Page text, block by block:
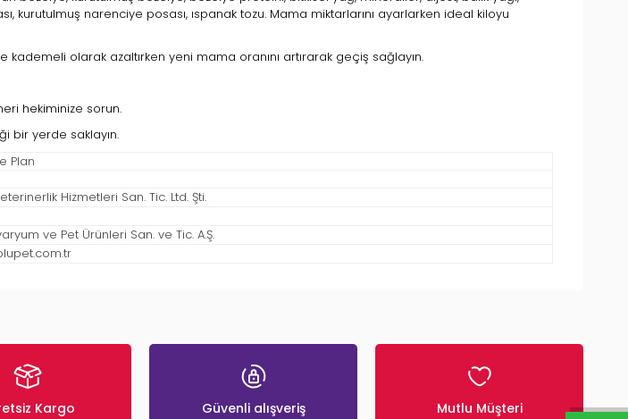
narenciye posası, ıspanak tozu. Mama miktarlarını ayarlarken ideal kiloyu
olarak azaltırken yeni mama oranını artırarak geçiş sağlayın.
hekiminize sorun.
bir yerde saklayın.
Plan
Hizmetleri San. Tic. Ltd. Şti.
ve Pet Ürünleri San. ve Tic. A.Ş.
Kargo Güvenli alışveriş Mutlu Müşteri